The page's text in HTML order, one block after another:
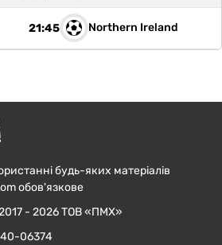
21:45 Northern Ireland
будь-яких матеріалів
обов'язкове
- 2026 ТОВ «ПМХ»
06374